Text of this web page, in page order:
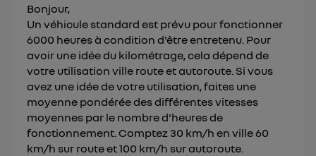
Bonjour,
Un véhicule standard est prévu pour fonctionner
6000 heures à condition d'être entretenu. Pour
avoir une idée du kilométrage, cela dépend de
votre utilisation ville route et autoroute. Si vous
avez une idée de votre utilisation, faites une
moyenne pondérée des différentes vitesses
moyennes par le nombre d'heures de
fonctionnement. Comptez 30 km/h en ville 60
km/h sur route et 100 km/h sur autoroute.